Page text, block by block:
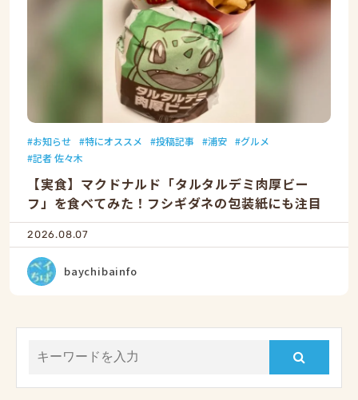
お知らせ 特にオススメ 投稿記事 浦安
グルメ
記者 佐々木
【実食】マクドナルド「タルタルデミ肉厚ビー
フ」を食べてみた！フシギダネの包装紙にも注目
2026.08.07
baychibainfo